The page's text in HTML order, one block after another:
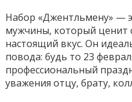
Набор «Джентльмену» —
мужчины, который ценит
настоящий вкус. Он
повода: будь то 23
профессиональный
уважения отцу, брату,